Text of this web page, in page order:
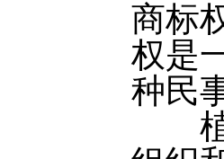
商标
权是
种民
植